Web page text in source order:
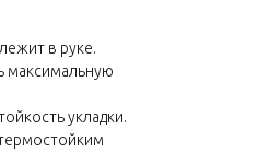
в руке.
максимальную
укладки.